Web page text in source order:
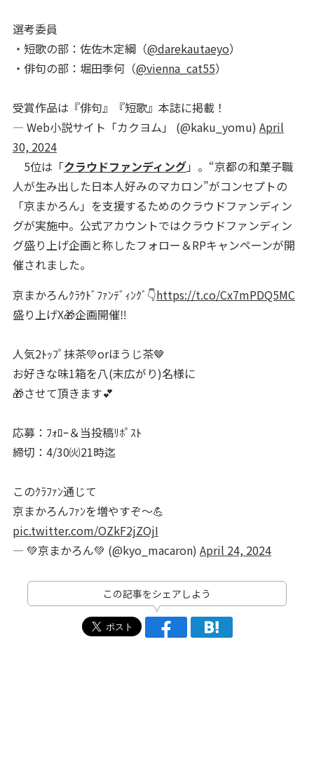
選考委員
・短歌の部：佐佐木定綱（@darekautaeyo）
・俳句の部：堀田季何（@vienna_cat55）
受賞作品は『俳句』『短歌』本誌に掲載！
— Web小説サイト「カクヨム」 (@kaku_yomu) April
30, 2024
5位は「クラウドファンディング」。“京都の和菓子職
人が生み出した日本人好みのマカロン”がコンセプトの
「京まかろん」を支援するためのクラウドファンディン
グが実施中。公式アカウントではクラウドファンディン
グ盛り上げ企画と称したフォロー＆RPキャンペーンが開
催されました。
京まかろんｸﾗｳﾄﾞﾌｧﾝﾃﾞｨﾝｸﾞ👇https://t.co/Cx7mPDQ5MC
盛り上げX🎁企画開催‼️
人気2ﾄｯﾌﾟ抹茶💚orほうじ茶🤎
お好きな味1箱を八(末広がり)名様に
🎁させて頂きます💕
応募：ﾌｫﾛｰ＆当投稿ﾘﾎﾟｽﾄ
締切：4/30㈫21時迄
このｸﾗﾌｧﾝ通じて
京まかろんﾌｧﾝを増やすぞ〜💪
pic.twitter.com/OZkF2jZOjI
— 💚京まかろん💚 (@kyo_macaron) April 24, 2024
この記事をシェアしよう